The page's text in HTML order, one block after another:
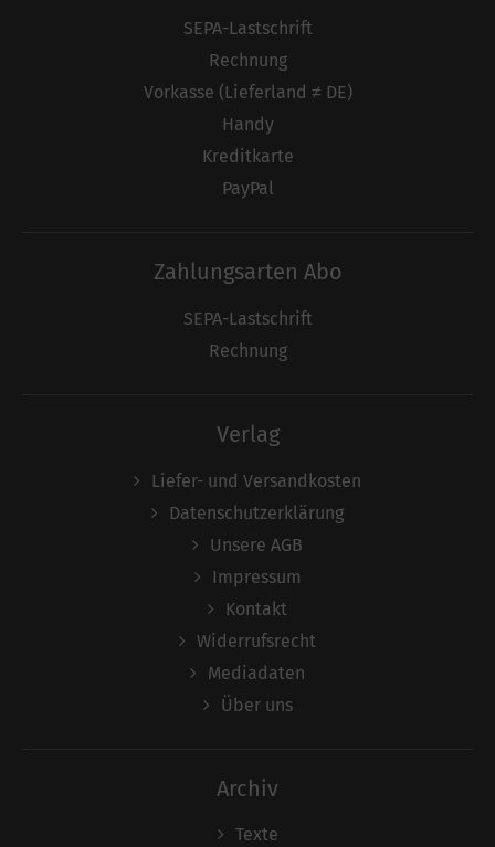
SEPA-Lastschrift
Rechnung
Vorkasse (Lieferland ≠ DE)
Handy
Kreditkarte
PayPal
Zahlungsarten Abo
SEPA-Lastschrift
Rechnung
Verlag
Liefer- und Versandkosten
Datenschutzerklärung
Unsere AGB
Impressum
Kontakt
Widerrufsrecht
Mediadaten
Über uns
Archiv
Texte